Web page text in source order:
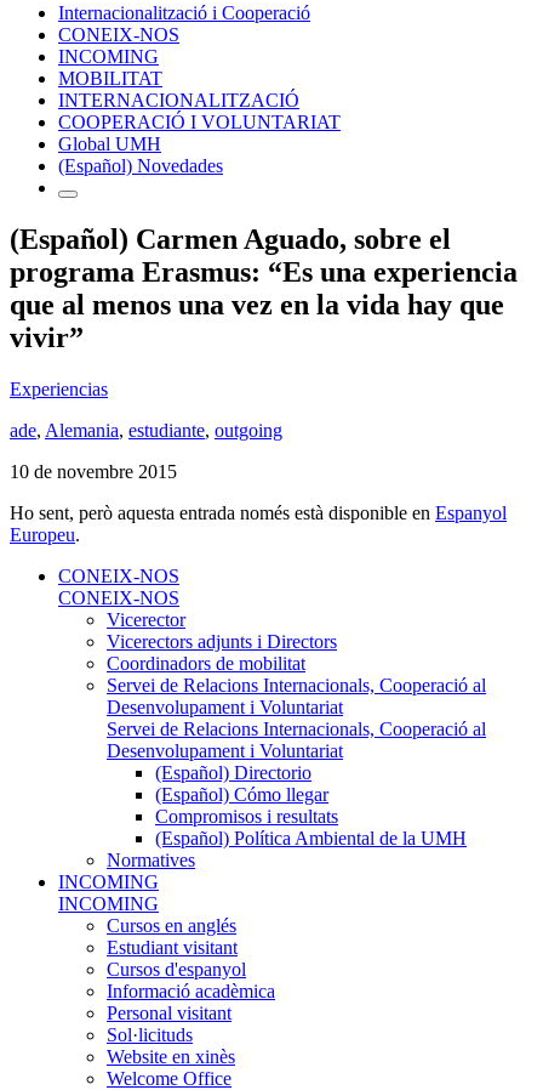
Internacionalització i Cooperació
CONEIX-NOS
INCOMING
MOBILITAT
INTERNACIONALITZACIÓ
COOPERACIÓ I VOLUNTARIAT
Global UMH
(Español) Novedades
(Español) Carmen Aguado, sobre el
programa Erasmus: “Es una experiencia
que al menos una vez en la vida hay que
vivir”
Experiencias
ade, Alemania, estudiante, outgoing
10 de novembre 2015
Ho sent, però aquesta entrada només està disponible en Espanyol
Europeu.
CONEIX-NOS
CONEIX-NOS
Vicerector
Vicerectors adjunts i Directors
Coordinadors de mobilitat
Servei de Relacions Internacionals, Cooperació al
Desenvolupament i Voluntariat
Servei de Relacions Internacionals, Cooperació al
Desenvolupament i Voluntariat
(Español) Directorio
(Español) Cómo llegar
Compromisos i resultats
(Español) Política Ambiental de la UMH
Normatives
INCOMING
INCOMING
Cursos en anglés
Estudiant visitant
Cursos d'espanyol
Informació acadèmica
Personal visitant
Sol·licituds
Website en xinès
Welcome Office